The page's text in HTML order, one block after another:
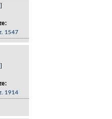
1547
1914